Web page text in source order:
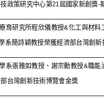
政策研究中心第21屆國家新創獎-
育研究所程欣儀教授&化工與材料
系簡詩穎教授榮獲經濟部台灣創
系張雅如教授、謝宗勳教授&職能
台灣創新技術博覽會金獎